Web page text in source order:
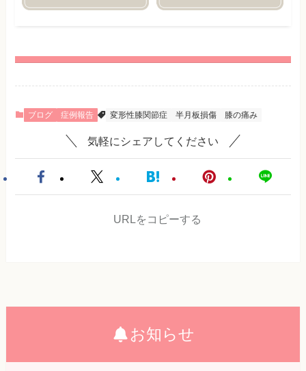
ブログ 症例報告 変形性膝関節症 半月板損傷 膝の痛み
気軽にシェアしてください
URLをコピーする
お知らせ